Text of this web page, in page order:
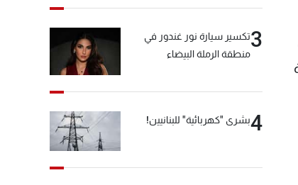
3تكسير سيارة نور غندور في
منطقة الرملة البيضاء
4بشرى "كهربائية" للبنانيين!